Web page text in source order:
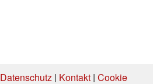
Datenschutz| Kontakt| Cookie